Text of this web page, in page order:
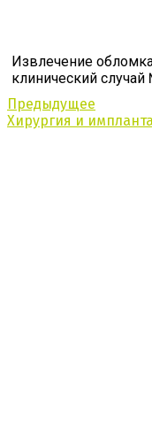
Извлечение
клинический
Предыдущее
Хирургия и